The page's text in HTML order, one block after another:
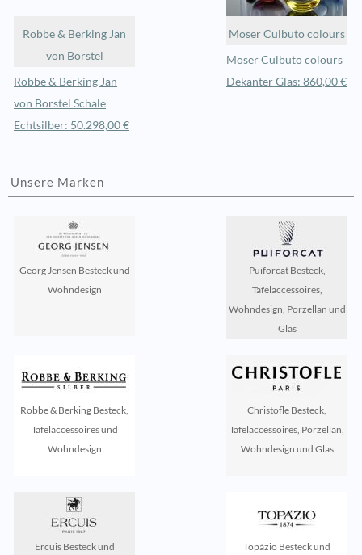
Robbe & Berking Jan
von Borstel
Robbe & Berking Jan
von Borstel Schale
Echtsilber: 50.298,00 €
Moser Culbuto colours
Moser Culbuto colours
Dekanter Glas: 860,00 €
Unsere Marken
Georg Jensen Besteck und
Wohndesign
Puiforcat Besteck,
Tafelaccessoires,
Wohndesign, Porzellan und
Glas
Robbe & Berking Besteck,
Tafelaccessoires und
Wohndesign
Christofle Besteck,
Tafelaccessoires, Porzellan,
Wohndesign und Glas
Ercuis Besteck und
Topázio Besteck und